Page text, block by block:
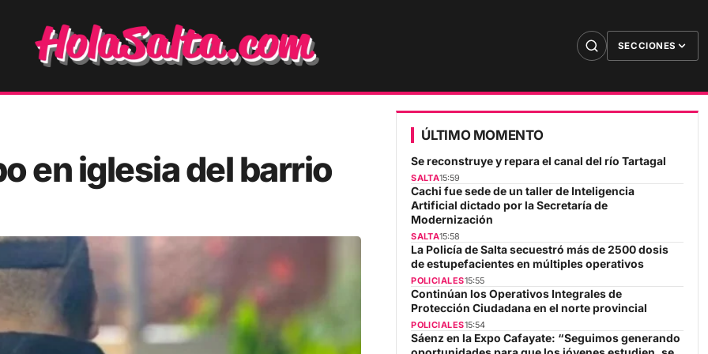
SECCIONES
en iglesia del barrio
ÚLTIMO MOMENTO
Se reconstruye y repara el canal del río Tartagal
SALTA15:59
Cachi fue sede de un taller de Inteligencia
Artificial dictado por la Secretaría de
Modernización
SALTA15:58
La Policía de Salta secuestró más de 2500 dosis
de estupefacientes en múltiples operativos
POLICIALES15:55
Continúan los Operativos Integrales de
Protección Ciudadana en el norte provincial
POLICIALES15:54
Sáenz en la Expo Cafayate: “Seguimos generando